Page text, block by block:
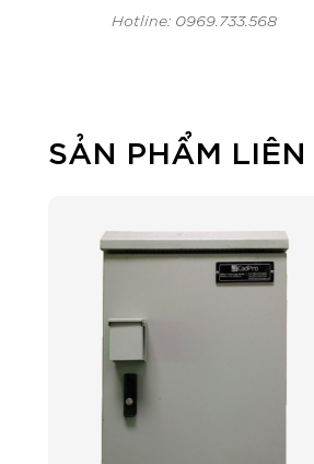
Hotline: 0969.733.568
SẢN PHẨM